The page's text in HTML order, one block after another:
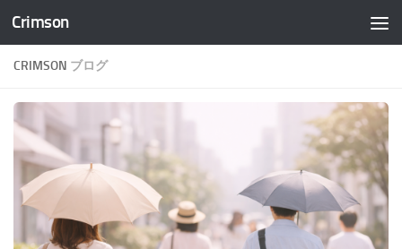
コンテンツへスキップ
Crimson
CRIMSON ブログ